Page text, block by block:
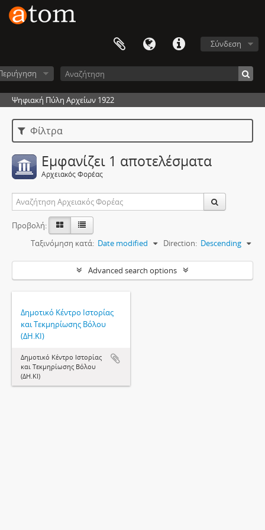
Σύνδεση
Ψηφιακή Πύλη Αρχείων 1922
Φίλτρα
Εμφανίζει 1 αποτελέσματα
Αρχειακός Φορέας
Προβολή:
Ταξινόμηση κατά: Date modified Direction: Descending
Advanced search options
Δημοτικό Κέντρο Ιστορίας
και Τεκμηρίωσης Βόλου
(ΔΗ.ΚΙ)
Δημοτικό Κέντρο Ιστορίας
και Τεκμηρίωσης Βόλου
(ΔΗ.ΚΙ)